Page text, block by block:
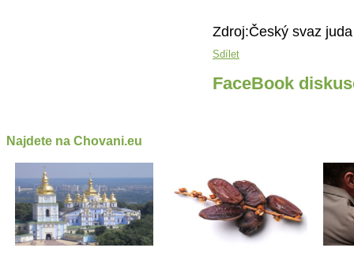
Zdroj:Český svaz juda
Sdílet
FaceBook
Najdete na Chovani.eu